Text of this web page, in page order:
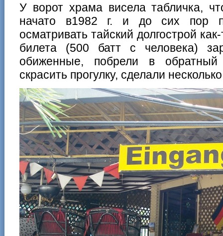
У ворот храма висела табличка,
начато в1982 г. и до сих пор
осматривать тайский долгострой
билета (500 батт с человека)
обиженные, побрели в
скрасить прогулку, сделали